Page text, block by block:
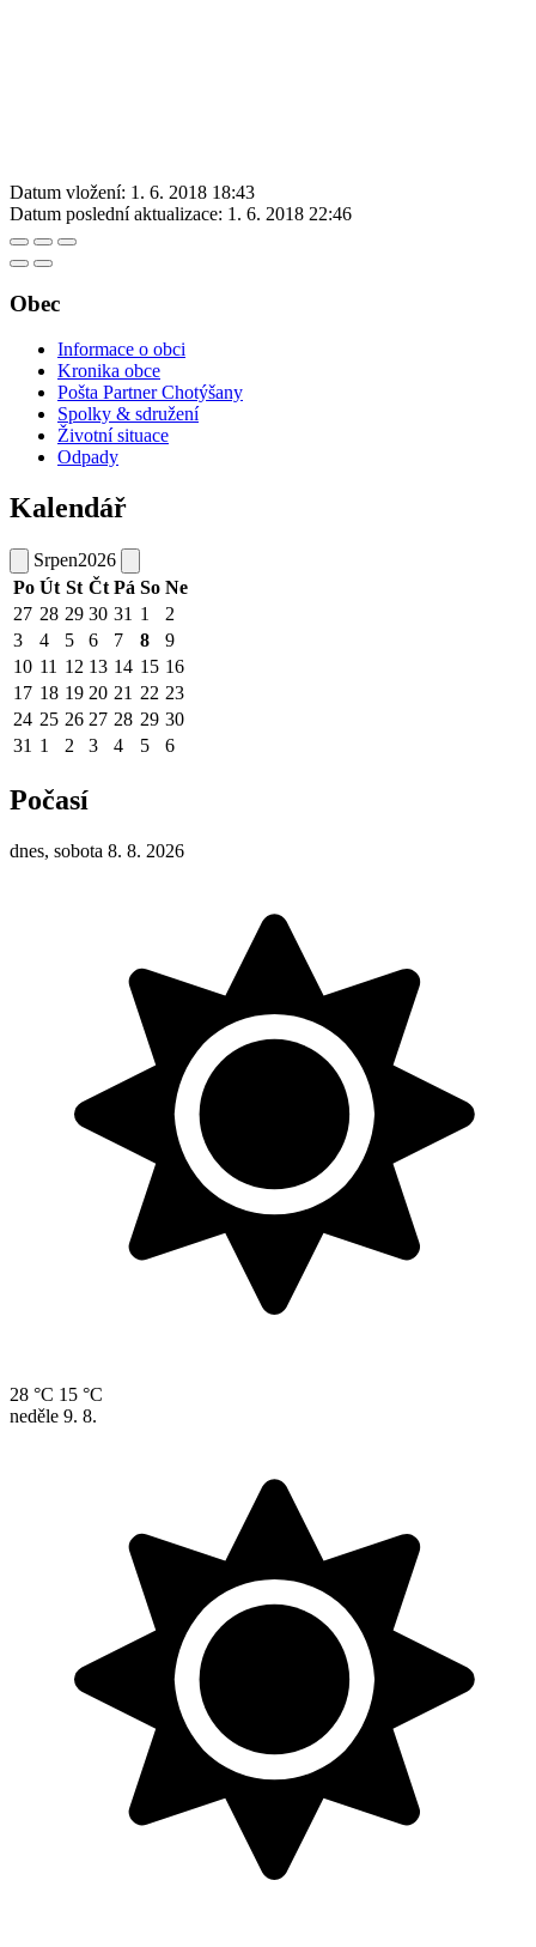
Datum vložení: 1. 6. 2018 18:43
Datum poslední aktualizace: 1. 6. 2018 22:46
Obec
Informace o obci
Kronika obce
Pošta Partner Chotýšany
Spolky & sdružení
Životní situace
Odpady
Kalendář
Srpen2026
Po Út St Čt Pá So Ne
27 28 29 30 31 1
2
3
4 5 6 7 8
9
10 11 12 13 14 15 16
17 18 19 20 21 22 23
24 25 26 27 28 29 30
31 1 2 3 4 5 6
Počasí
dnes, sobota 8. 8. 2026
28 °C 15 °C
neděle 9. 8.